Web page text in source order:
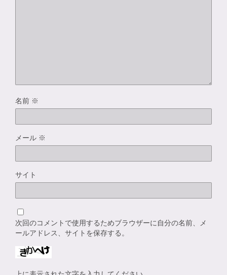
名前 ※
メール ※
サイト
次回のコメントで使用するためブラウザーに自分の名前、メ
ールアドレス、サイトを保存する。